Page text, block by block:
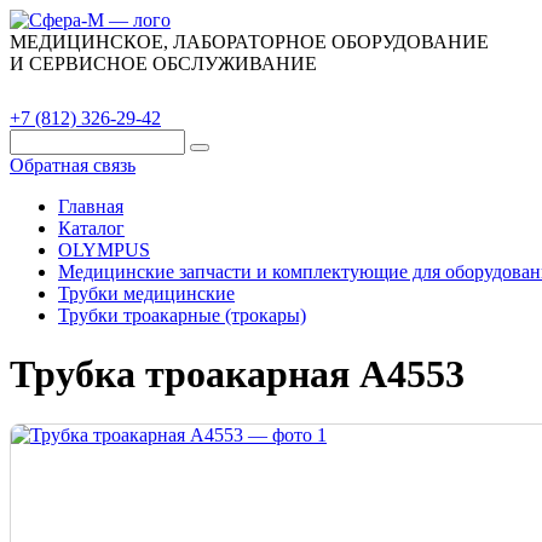
МЕДИЦИНСКОЕ, ЛАБОРАТОРНОЕ ОБОРУДОВАНИЕ
И СЕРВИСНОЕ ОБСЛУЖИВАНИЕ
+7 (812) 326-29-42
Обратная связь
Главная
Каталог
OLYMPUS
Медицинские запчасти и комплектующие для
Трубки медицинские
Трубки троакарные (трокары)
Трубка троакарная A4553